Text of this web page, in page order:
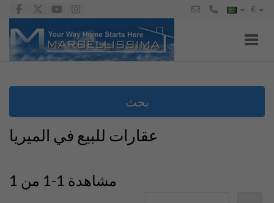
€
بحث
عقارات للبيع في الميريا
مشاهدة 1-1 من 1